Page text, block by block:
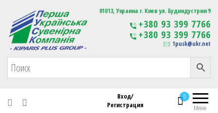
Первая Украинская Сувенирная Компания Изготовление
сувенирной продукции
с логотипом
01013, Украина г. Киев ул. Будиндустрии 9
+380 93 399 7766
+380 93 399 7766
1pusk@ukr.net
Меню
0
Вход/
Регистрация